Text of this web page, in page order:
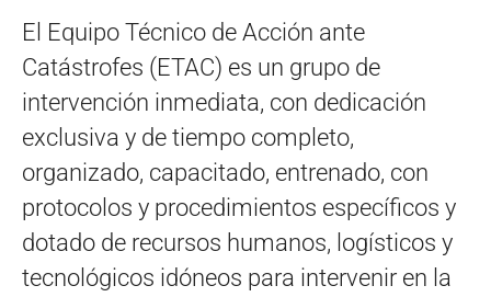
El Equipo Técnico de Acción ante
Catástrofes (ETAC) es un grupo de
intervención inmediata, con dedicación
exclusiva y de tiempo completo,
organizado, capacitado, entrenado, con
protocolos y procedimientos específicos y
dotado de recursos humanos, logísticos y
tecnológicos idóneos para intervenir en la